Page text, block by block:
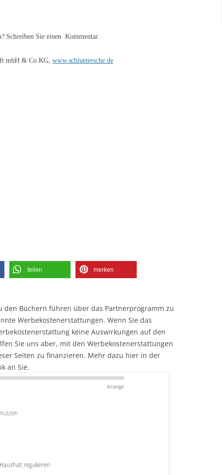
Schreiben Sie einen Kommentar.
mbH & Co.KG, www.schluetersche.de
teilen merken
den Büchern führen über das Partnerprogramm zu
Werbekostenerstattungen. Wenn Sie das
keine Auswirkungen auf den
Sie uns aber, mit den Werbekostenerstattungen
Seiten zu finanzieren. Mehr dazu hier in der
an Sie.